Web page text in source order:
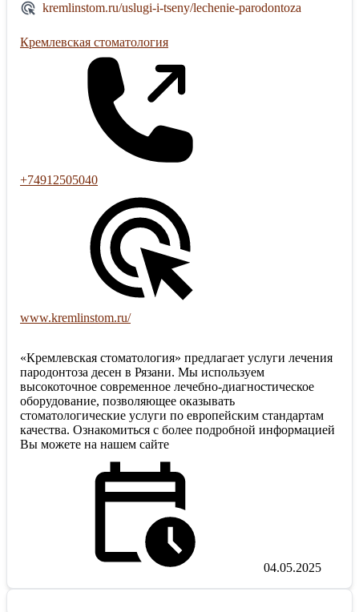
kremlinstom.ru/uslugi-i-tseny/lechenie-parodontoza
Кремлевская стоматология
+74912505040
www.kremlinstom.ru/
«Кремлевская стоматология» предлагает услуги лечения
пародонтоза десен в Рязани. Мы используем
высокоточное современное лечебно-диагностическое
оборудование, позволяющее оказывать
стоматологические услуги по европейским стандартам
качества. Ознакомиться с более подробной информацией
Вы можете на нашем сайте
04.05.2025